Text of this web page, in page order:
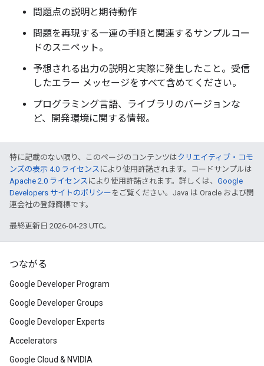
問題点の説明と期待動作
問題を再現する一連の手順と関連するサンプルコー
ドのスニペット。
予想される出力の説明と実際に発生したこと。受信
したエラー メッセージをすべて含めてください。
プログラミング言語、ライブラリのバージョンな
ど、開発環境に関する情報。
特に記載のない限り、このページのコンテンツはクリエイティブ・コモ
ンズの表示 4.0 ライセンス により使用許諾されます。コードサンプルは
Apache 2.0 ライセンス により使用許諾されます。詳しくは、 Google
Developers サイトのポリシー をご覧ください。Java は Oracle および関
連会社の登録商標です。
最終更新日 2026-04-23 UTC。
つながる
Google Developer Program
Google Developer Groups
Google Developer Experts
Accelerators
Google Cloud & NVIDIA